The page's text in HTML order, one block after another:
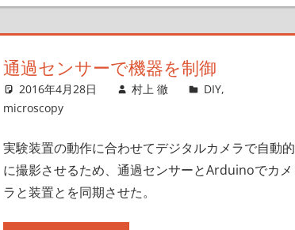
通過センサーで機器を制御
2016年4月28日 村上 徹 DIY,
microscopy
実験装置の動作に合わせてデジタルカメラで自動的
に撮影させるため、通過センサーとArduinoでカメ
ラと装置とを同期させた。